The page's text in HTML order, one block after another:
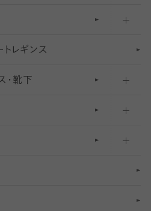
ソックス
ス（くるぶし上）
ぎ下）
ソックス
ツ
（防寒・厚手タイツ）
ン）
グ
グ
ト レ ギンス
・靴下
クス・靴下
靴下
ス・靴下
下
ックス